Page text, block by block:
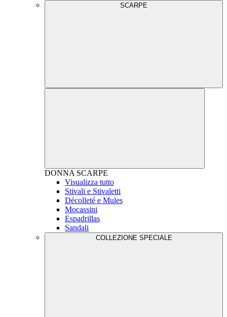
SCARPE
DONNA SCARPE
Visualizza tutto
Stivali e Stivaletti
Décolleté e Mules
Mocassini
Espadrillas
Sandali
COLLEZIONE SPECIALE